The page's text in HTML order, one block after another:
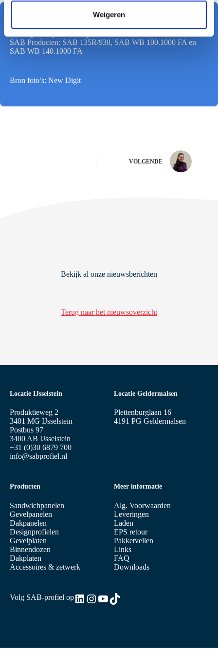
t
Weigeren
SAB Producten: SAB 135R/930, SAB WB 100.1000 FA en
SAB WB 140.1000 FA
Bron foto’s: New Digit
VOLGENDE
Bekijk al onze nieuwsberichten
Terug naar het nieuwsoverzicht
Locatie IJsselstein
Produktieweg 2
3401 MG IJsselstein
Postbus 97
3400 AB IJsselstein
+31 (0)30 6879 700
info@sabprofiel.nl
Producten
Sandwichpanelen
Gevelpanelen
Dakpanelen
Designprofielen
Gevelplaten
Binnendozen
Dakplaten
Accessoires & zetwerk
Meer informatie
Alg. Voorwaarden
Leveringen
Laden
EPS retour
Pakketvellen
Links
FAQ
Downloads
Locatie Geldermalsen
Plettenburglaan 16
4191 PG Geldermalsen
Volg SAB-profiel opLinkedIn
Instagram
YouTube
TikTok